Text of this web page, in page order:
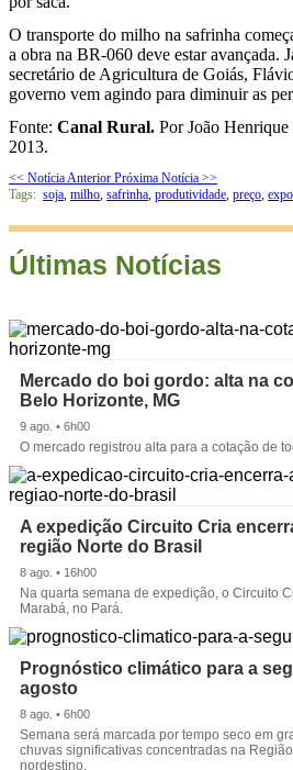
O transporte do milho na safrinha
a obra na BR-060 deve estar avançada.
secretário de Agricultura de Goiás,
governo vem agindo para diminuir as
Fonte: Canal Rural. Por João
2013.
<< Notícia Anterior Próxima Notícia >>
Tags: soja, milho, safrinha, produtividade, preço,
Últimas Notícias
Mercado do boi gordo: alta na
Belo Horizonte, MG
9 ago. • 6h00
O mercado registrou alta para a cotação de
A expedição Circuito Cria
região Norte do Brasil
8 ago. • 16h00
Na quarta semana de expedição, o Circuito
Marabá, no Pará.
Prognóstico climático para a
agosto
8 ago. • 6h00
Semana será marcada por tempo seco em
chuvas significativas concentradas na
nordestino.